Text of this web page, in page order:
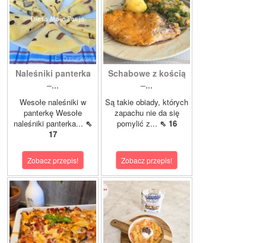
Naleśniki panterka
–...
Wesołe naleśniki w
panterkę Wesołe
naleśniki panterka... ⇖
17
Zobacz przepis!
Schabowe z kością
–...
Są takie obiady, których
zapachu nie da się
pomylić z... ⇖ 16
Zobacz przepis!